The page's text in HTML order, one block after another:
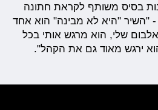
בסיס משותף לקראת חתונה
"השיר "היא לא מבינה" הוא אחד
שלי, הוא מרגש אותי בכל
ירגש מאוד גם את הקהל".